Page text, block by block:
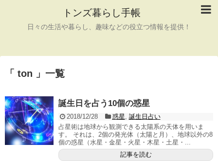
トンズ暮らし手帳
日々の生活や暮らし、趣味などの役立つ情報を提供！
「 ton 」一覧
誕生日を占う10個の惑星
2018/12/28 惑星 誕生日占い
占星術は地球から観測できる太陽系の天体を用いま
す。 それは、2個の発光体（太陽と月）、地球以外の8
個の惑星（水星・金星・火星・木星・土星・...
記事を読む